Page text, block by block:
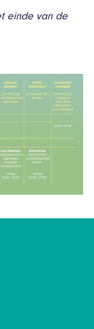
einde van de